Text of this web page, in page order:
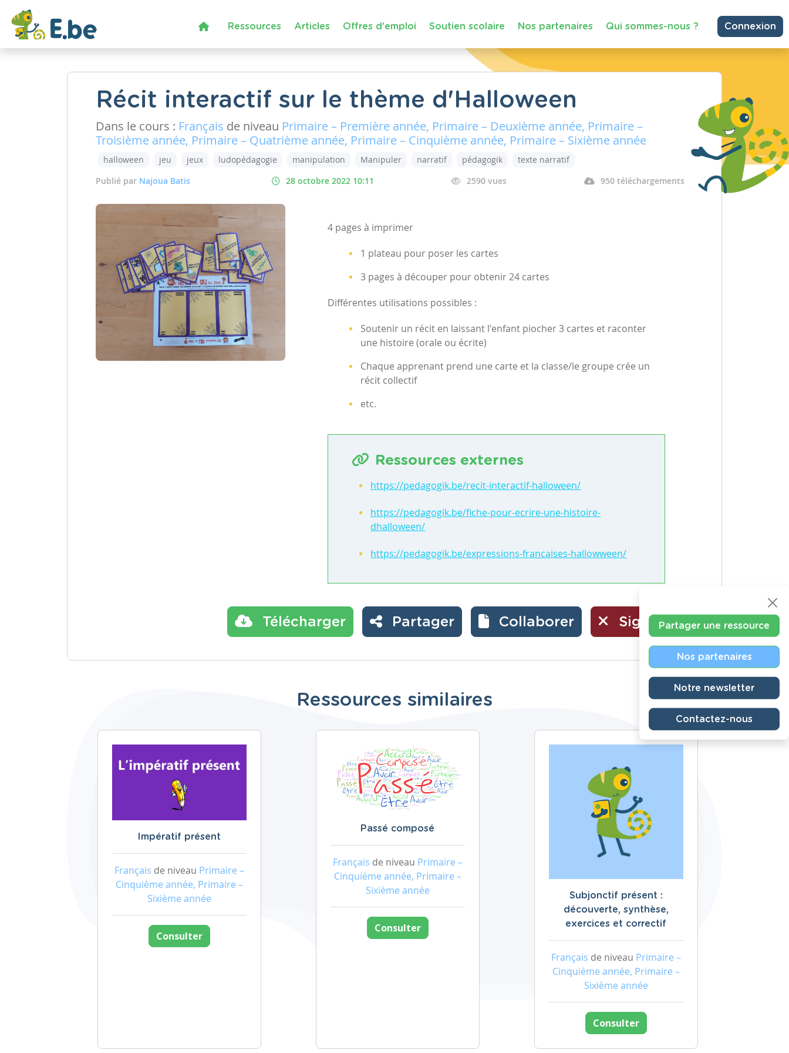
Ressources Articles Offres d'emploi Soutien scolaire Nos partenaires Qui sommes-nous ? Connexion
Récit interactif sur le thème d'Halloween
Dans le cours : Français de niveau Primaire – Première année, Primaire – Deuxième année, Primaire –
Troisième année, Primaire – Quatrième année, Primaire – Cinquième année, Primaire – Sixième année
halloween jeu jeux ludopédagogie manipulation Manipuler narratif pédagogik
texte narratif
Publié par Najoua Batis 28 octobre 2022 10:11 2590 vues 950 téléchargements
4 pages à imprimer
1 plateau pour poser les cartes
3 pages à découper pour obtenir 24 cartes
Différentes utilisations possibles :
Soutenir un récit en laissant l'enfant piocher 3 cartes et raconter
une histoire (orale ou écrite)
Chaque apprenant prend une carte et la classe/le groupe crée un
récit collectif
etc.
Ressources externes
https://pedagogik.be/recit-interactif-halloween/
https://pedagogik.be/fiche-pour-ecrire-une-histoire-
dhalloween/
https://pedagogik.be/expressions-francaises-hallowween/
Télécharger Partager Collaborer Signaler
Ressources similaires
Impératif présent
Français de niveau Primaire –
Cinquième année, Primaire –
Sixième année
Consulter
Passé composé
Français de niveau Primaire –
Cinquième année, Primaire –
Sixième année
Consulter
Subjonctif présent :
découverte, synthèse,
exercices et correctif
Français de niveau Primaire –
Cinquième année, Primaire –
Sixième année
Consulter
Partager une ressource
Nos partenaires
Notre newsletter
Contactez-nous